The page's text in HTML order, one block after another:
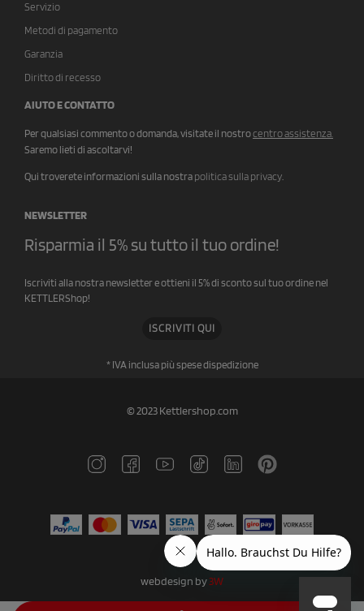
Servizio
Metodi di pagamento
Garanzia
Diritto di recesso
AIUTO E CONTATTO
Per qualsiasi commento o domanda, visitate il nostrocentro assistenza
Saremo lieti di ascoltarvi!
Qui troverete informazioni sulla nostra politica sulla privacy
NEWSLETTER
Risparmia il 5% su tutto il tuo ordine!
Iscriviti alla nostra newsletter e ottieni il 5% di sconto sul tuo ordine nel
KETTLERShop!
ISCRIVITI QUI
* IVA inclusa più spese dispedizione
© 2023 Kettlershop.com
webdesign by3W